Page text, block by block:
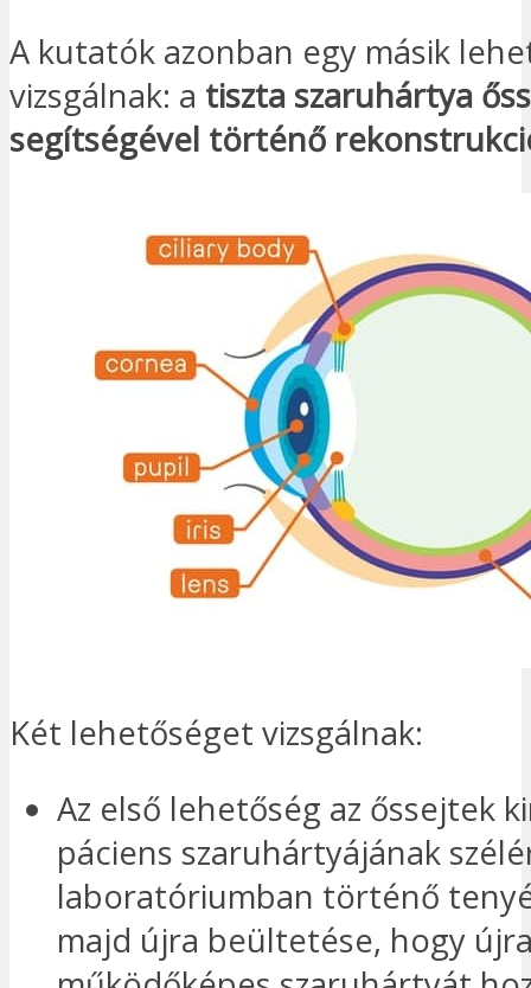
A kutatók azonban egy másik
vizsgálnak: a tiszta szaruhártya
segítségével történő
Két lehetőséget vizsgálnak:
Az első lehetőség az őssejtek
páciens szaruhártyájának
laboratóriumban történő
majd újra beültetése, hogy